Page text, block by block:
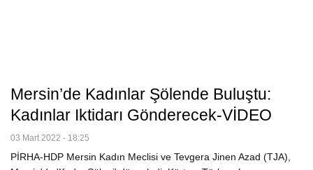
Mersin’de Kadınlar Şölende Buluştu:
Kadınlar Iktidarı Gönderecek-VİDEO
03 Mart 2022 - 18:25
PİRHA-HDP Mersin Kadın Meclisi ve Tevgera Jinen Azad (TJA),